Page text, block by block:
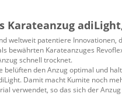
adiLight,
weltweit patentiere Innovationen,
bewährten Karateanzuges
schnell trocknet.
belüften den Anzug optimal und
Damit macht Kumite noch
verwendet, so das sich der